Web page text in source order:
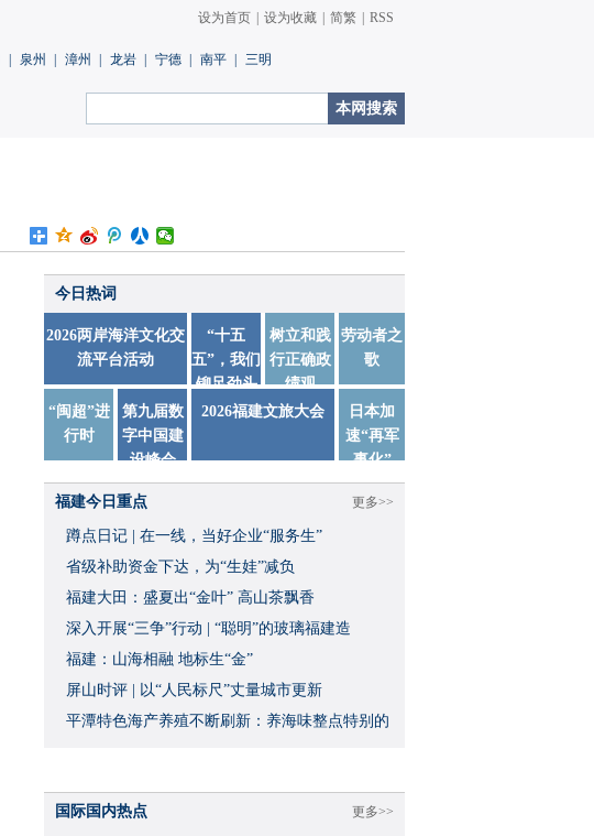
设为首页 设为收藏 简繁 RSS
泉州 漳州 龙岩 宁德 南平 三明
今日热词
2026两岸海洋文化交
流平台活动
“十五
五”，我们
铆足劲头
踏实干
树立和践
行正确政
绩观
劳动者之
歌
“闽超”进
行时
第九届数
字中国建
设峰会
2026福建文旅大会
日本加
速“再军
事化”
更多>>
福建今日重点
蹲点日记 | 在一线，当好企业“服务生”
省级补助资金下达，为“生娃”减负
福建大田：盛夏出“金叶” 高山茶飘香
深入开展“三争”行动 | “聪明”的玻璃福建造
福建：山海相融 地标生“金”
屏山时评 | 以“人民标尺”丈量城市更新
平潭特色海产养殖不断刷新：养海味整点特别的
更多>>
国际国内热点